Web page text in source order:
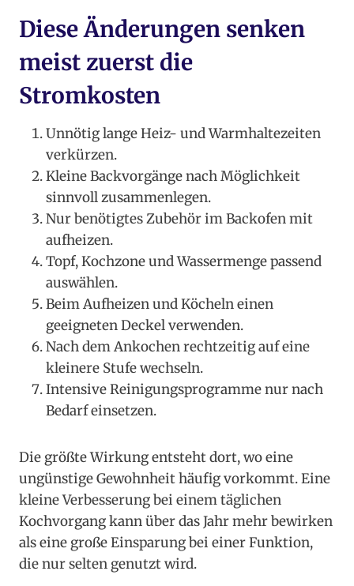
Diese Änderungen senken
meist zuerst die
Stromkosten
Unnötig lange Heiz- und Warmhaltezeiten
verkürzen.
Kleine Backvorgänge nach Möglichkeit
sinnvoll zusammenlegen.
Nur benötigtes Zubehör im Backofen mit
aufheizen.
Topf, Kochzone und Wassermenge passend
auswählen.
Beim Aufheizen und Köcheln einen
geeigneten Deckel verwenden.
Nach dem Ankochen rechtzeitig auf eine
kleinere Stufe wechseln.
Intensive Reinigungsprogramme nur nach
Bedarf einsetzen.
Die größte Wirkung entsteht dort, wo eine
ungünstige Gewohnheit häufig vorkommt. Eine
kleine Verbesserung bei einem täglichen
Kochvorgang kann über das Jahr mehr bewirken
als eine große Einsparung bei einer Funktion,
die nur selten genutzt wird.